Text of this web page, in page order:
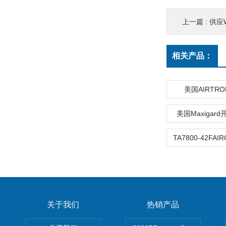
上一篇 : 供应
相关产品：
美国
美国Maxigard
关于我们 热销产品